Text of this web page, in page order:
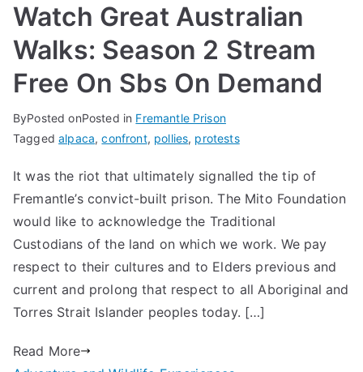
Watch Great Australian
Walks: Season 2 Stream
Free On Sbs On Demand
ByPosted onPosted in Fremantle Prison
Taggedalpaca,confront, pollies, protests
It was the riot that ultimately signalled the tip of
Fremantle’s convict-built prison. The Mito Foundation
would like to acknowledge the Traditional
Custodians of the land on which we work. We pay
respect to their cultures and to Elders previous and
current and prolong that respect to all Aboriginal and
Torres Strait Islander peoples today. […]
Read More